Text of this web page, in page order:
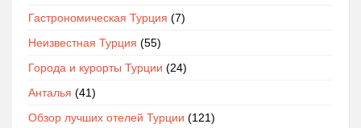
Гастрономическая Турция (7)
Неизвестная Турция (55)
Города и курорты Турции (24)
Анталья (41)
Обзор лучших отелей Турции (121)